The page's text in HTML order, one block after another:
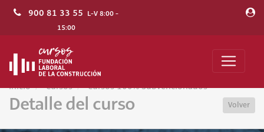
900 81 33 55 L-V 8:00 -
15:00
Inicio Cursos Cursos 100% Subvencionados
Detalle del curso Volver